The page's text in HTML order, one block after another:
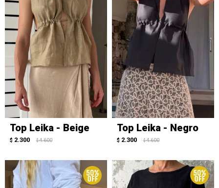
Top Leika - Beige
$ 2.300 $ 4.600
Top Leika - Negro
$ 2.300 $ 4.600